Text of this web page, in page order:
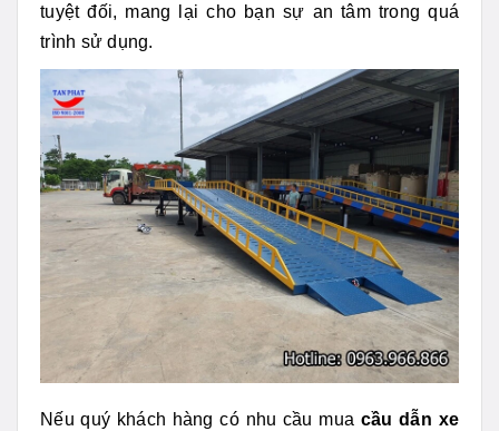
tuyệt đối, mang lại cho bạn sự an tâm trong quá
trình sử dụng.
Nếu quý khách hàng có nhu cầu mua cầu dẫn xe